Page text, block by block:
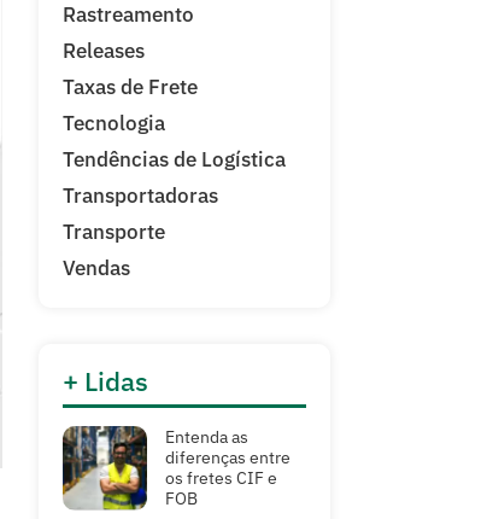
Rastreamento
Releases
Taxas de Frete
Tecnologia
Tendências de Logística
Transportadoras
Transporte
Vendas
+ Lidas
Entenda as
diferenças entre
os fretes CIF e
FOB